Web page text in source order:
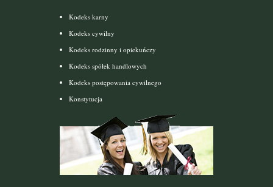
Kodeks karny
Kodeks cywilny
Kodeks rodzinny i opiekuńczy
Kodeks spółek handlowych
Kodeks postępowania cywilnego
Konstytucja